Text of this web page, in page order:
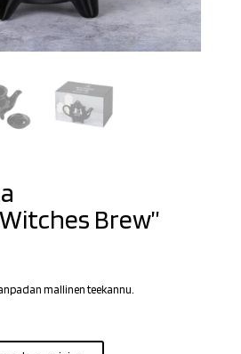
Brew”
mallinen teekannu.